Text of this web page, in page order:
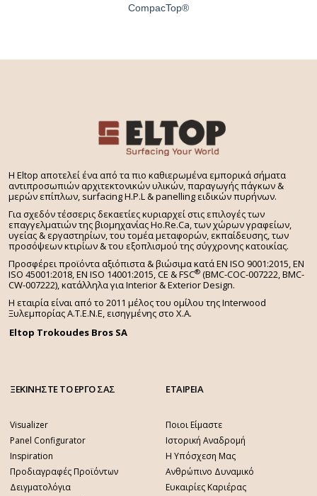
CompacTop®
H Eltop αποτελεί ένα από τα πιο καθιερωμένα εμπορικά σήματα
αντιπροσωπιών αρχιτεκτονικών υλικών, παραγωγής πάγκων &
μερών επίπλων, surfacing H.P.L & panelling ειδικών πυρήνων.
Για σχεδόν τέσσερις δεκαετίες κυριαρχεί στις επιλογές των
επαγγελματιών της βιομηχανίας Ho.Re.Ca, των χώρων γραφείων,
υγείας & εργαστηρίων, του τομέα μεταφορών, εκπαίδευσης, των
προσόψεων κτιρίων & του εξοπλισμού της σύγχρονης κατοικίας.
Προσφέρει προϊόντα αξιόπιστα & βιώσιμα κατά EN ISO 9001:2015, EN
ISO 45001:2018, EN ISO 14001:2015,CE & FSC® (BMC-COC-007222, BMC-
CW-007222), κατάλληλα για Interior & Exterior Design.
Η εταιρία είναι από το 2011 μέλος του ομίλου της Interwood
Ξυλεμπορίας Α.Τ.Ε.Ν.Ε, εισηγμένης στο Χ.A.
Eltop Trokoudes Bros SA
ΞΕΚΙΝΗΣΤΕ ΤΟ ΕΡΓΟ ΣΑΣ
Visualizer
Panel Configurator
Inspiration
Προδιαγραφές Προϊόντων
Δειγματολόγια
ΕΤΑΙΡΕΙΑ
Ποιοι Είμαστε
Ιστορική Αναδρομή
Η Υπόσχεση Μας
Ανθρώπινο Δυναμικό
Ευκαιρίες Καριέρας